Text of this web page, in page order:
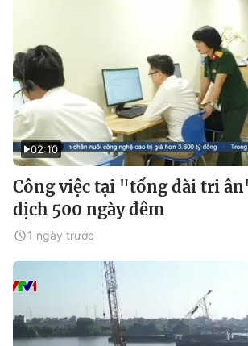
02:10
Công việc tại "tổng đài tri
dịch 500 ngày đêm
1 ngày trước